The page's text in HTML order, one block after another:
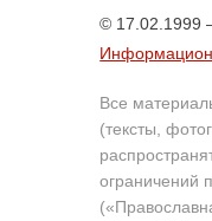
© 17.02.1999
Все
(тексты,
ограничений